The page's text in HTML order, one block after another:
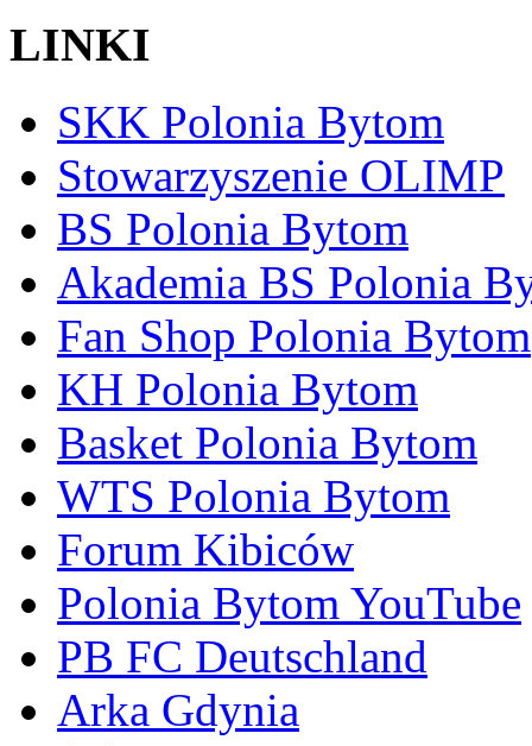
LINKI
SKK Polonia Bytom
Stowarzyszenie OLIMP
BS Polonia Bytom
Akademia BS Polonia
Fan Shop Polonia Bytom
KH Polonia Bytom
Basket Polonia Bytom
WTS Polonia Bytom
Forum Kibiców
Polonia Bytom YouTube
PB FC Deutschland
Arka Gdynia